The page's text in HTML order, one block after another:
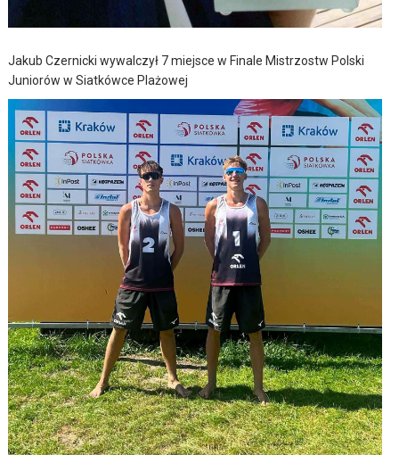
Jakub Czernicki wywalczył 7 miejsce w Finale Mistrzostw Polski
Juniorów w Siatkówce Plażowej